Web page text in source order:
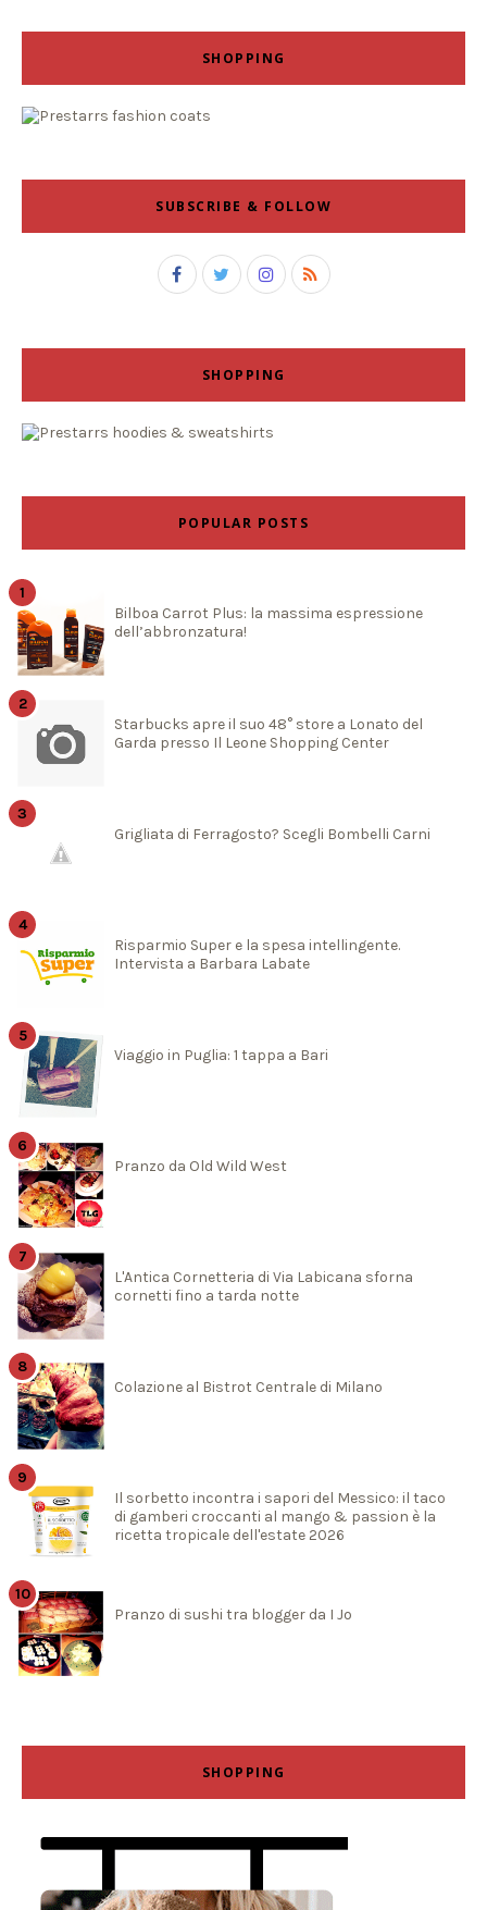
SHOPPING
SUBSCRIBE & FOLLOW
SHOPPING
POPULAR POSTS
Bilboa Carrot Plus: la massima espressione
dell’abbronzatura!
Starbucks apre il suo 48° store a Lonato del
Garda presso Il Leone Shopping Center
Grigliata di Ferragosto? Scegli Bombelli Carni
Risparmio Super e la spesa intellingente.
Intervista a Barbara Labate
Viaggio in Puglia: 1 tappa a Bari
Pranzo da Old Wild West
L'Antica Cornetteria di Via Labicana sforna
cornetti fino a tarda notte
Colazione al Bistrot Centrale di Milano
Il sorbetto incontra i sapori del Messico: il taco
di gamberi croccanti al mango & passion è la
ricetta tropicale dell'estate 2026
Pranzo di sushi tra blogger da I Jo
SHOPPING